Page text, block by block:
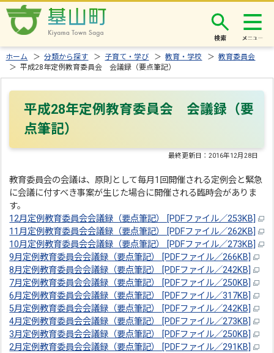
検索
ホーム ＞分類から探す ＞ 子育て・学び ＞教育・学校 ＞教育委員会
＞ 平成28年定例教育委員会 会議録（要点筆記）
平成28年定例教育委員会 会議録（要
点筆記）
最終更新日：2016年12月28日
教育委員会の会議は、原則として毎月1回開催される定例会と緊急
に会議に付すべき事案が生じた場合に開催される臨時会がありま
す。
12月定例教育委員会会議録（要点筆記） [PDFファイル／253KB]
11月定例教育委員会会議録（要点筆記） [PDFファイル／262KB]
10月定例教育委員会会議録（要点筆記） [PDFファイル／273KB]
9月定例教育委員会会議録（要点筆記） [PDFファイル／266KB]
8月定例教育委員会会議録（要点筆記） [PDFファイル／242KB]
7月定例教育委員会会議録（要点筆記） [PDFファイル／250KB]
6月定例教育委員会会議録（要点筆記） [PDFファイル／317KB]
5月定例教育委員会会議録（要点筆記） [PDFファイル／242KB]
4月定例教育委員会会議録（要点筆記） [PDFファイル／273KB]
3月定例教育委員会会議録（要点筆記） [PDFファイル／250KB]
2月定例教育委員会会議録（要点筆記） [PDFファイル／291KB]